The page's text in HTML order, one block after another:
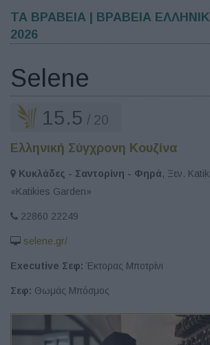
Ελληνικής
Κουζίνας
ΤΑ ΒΡΑΒΕΙΑ | ΒΡΑΒΕΙΑ
2026
Selene
15.5 / 20
Ελληνική Σύγχρονη Κουζίνα
Κυκλάδες - Σαντορίνη - Φηρά, Ξεν.
«Katikies Garden»
22860 22249
selene.gr/
Executive Σεφ: Έκτoρας Μποτρίνι
Σεφ: Θωμάς Μπόσμος